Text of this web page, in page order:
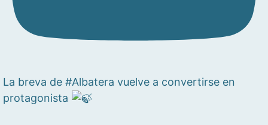
La breva de #Albatera vuelve a convertirse en
protagonista